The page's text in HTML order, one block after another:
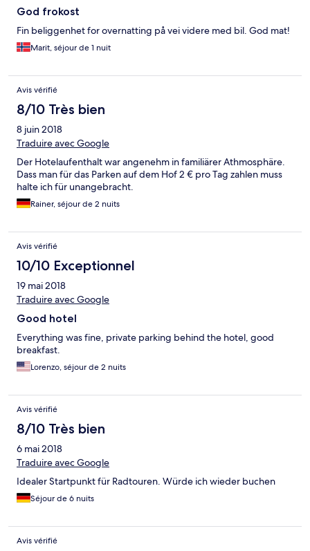
God frokost
Fin beliggenhet for overnatting på vei videre med bil. God mat!
Marit, séjour de 1 nuit
Avis vérifié
8/10 Très bien
8 juin 2018
Traduire avec Google
Der Hotelaufenthalt war angenehm in familiärer Athmosphäre.
Dass man für das Parken auf dem Hof 2 € pro Tag zahlen muss
halte ich für unangebracht.
Rainer, séjour de 2 nuits
Avis vérifié
10/10 Exceptionnel
19 mai 2018
Traduire avec Google
Good hotel
Everything was fine, private parking behind the hotel, good
breakfast.
Lorenzo, séjour de 2 nuits
Avis vérifié
8/10 Très bien
6 mai 2018
Traduire avec Google
Idealer Startpunkt für Radtouren. Würde ich wieder buchen
Séjour de 6 nuits
Avis vérifié